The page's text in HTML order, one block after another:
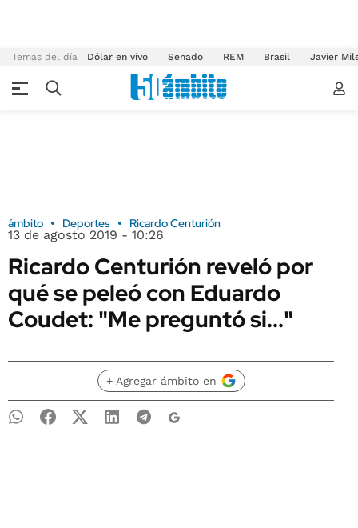
Temas del día Dólar en vivo Senado REM Brasil Javier
ámbito Deportes Ricardo Centurión
13 de agosto 2019 - 10:26
Ricardo Centurión reveló por
qué se peleó con Eduardo
Coudet: "Me preguntó si..."
+ Agregar ámbito en